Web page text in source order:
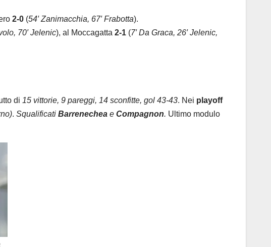
2-0 (54′ Zanimacchia, 67′ Frabotta).
70′ Jelenic), al Moccagatta 2-1 (7′ Da Graca, 26′ Jelenic,
di 15 vittorie, 9 pareggi, 14 sconfitte, gol 43-43. Nei playoff
. Squalificati Barrenechea e Compagnon. Ultimo modulo